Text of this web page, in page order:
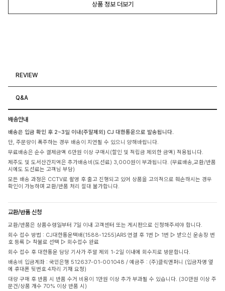
상품 정보 더보기
REVIEW
Q&A
배송안내
배송은 입금 확인 후 2~3일 이내(주말제외) CJ 대한통운으로 발송됩니다.
단, 주문량이 폭주하는 경우 배송이 지연될 수 있으니 양해바랍니다.
무료배송은 순수 결제금액 6만원 이상 구매시(할인 및 적립금 제외한 금액) 적용됩니다.
제주도 및 도서산간지역은 추가배송비(도선료) 3,000원이 부과됩니다. (무료배송,교환/반품
시에도 도선료는 고객님 부담)
모든 배송 과정은 CCTV로 촬영 후 출고 진행되고 있어 상품을 고의적으로 훼손하시는 경우
확인이 가능하며 교환/반품 처리 절대 불가합니다.
교환/반품 신청
교환/반품은 상품수령일부터 7일 이내 고객센터 또는 게시판으로 신청해주셔야 합니다.
회수 접수 방법 : CJ대한통운택배(1588-1255)ARS 연결 후 1번 ▷ 1번 ▷ 받으신 운송장 번
호 등록 ▷ 착불로 선택 ▷ 회수접수 완료
회수 접수 후 대한통운 담당 기사가 주말 제외 1-2일 이내에 회수지로 방문합니다.
배송비 입금계좌 : 국민은행 512637-01-001048 / 예금주 : (주)클릭앤퍼니 (입금자명 옆
에 휴대폰 뒷번호 4자리 기재 요청)
대량 구매 후 반품 시 반품 수거 비용이 1만원 이상 추가 부과될 수 있습니다. (30만원 이상 주
문건/상품 개수 70% 이상 반품 시)